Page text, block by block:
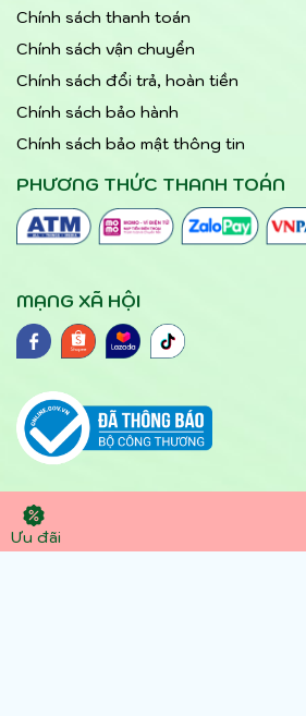
Ưu đãi
Chính sách thanh toán
Chính sách vận chuyển
Chính sách đổi trả, hoàn tiền
Chính sách bảo hành
Chính sách bảo mật thông tin
PHƯƠNG THỨC THANH TOÁN
MẠNG XÃ HỘI
© 2024 yteloc.vn. Hộ kinh
- dụng cụ y tế Lộc số DKKD :